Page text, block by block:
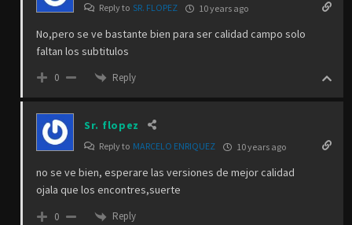
Reply to SR. FLOPEZ 10 years ago
No,pero se ve bastante bien para ser calidad campo solo
faltan los subtitulos
0 Reply
Sr. flopez
Reply to MARCELO ENRIQUEZ 10 years ago
no se ve bien, esperare las versiones de mejor calidad
ojala que los encontres,suerte
0 Reply